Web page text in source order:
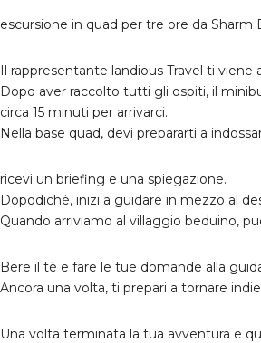
escursione in quad per tre ore da Sharm
Il rappresentante landious Travel ti viene
Dopo aver raccolto tutti gli ospiti, il
circa 15 minuti per arrivarci.
Nella base quad, devi prepararti a
ricevi un briefing e una spiegazione.
Dopodiché, inizi a guidare in mezzo al
Quando arriviamo al villaggio beduino,
Bere il tè e fare le tue domande alla
Ancora una volta, ti prepari a tornare
Una volta terminata la tua avventura e